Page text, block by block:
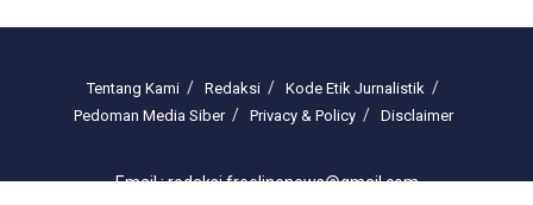
Tentang Kami Redaksi
Kode Etik Jurnalistik
Pedoman Media Siber
Privacy & Policy Disclaimer
Email : redaksi.freelinenews@gmail.com